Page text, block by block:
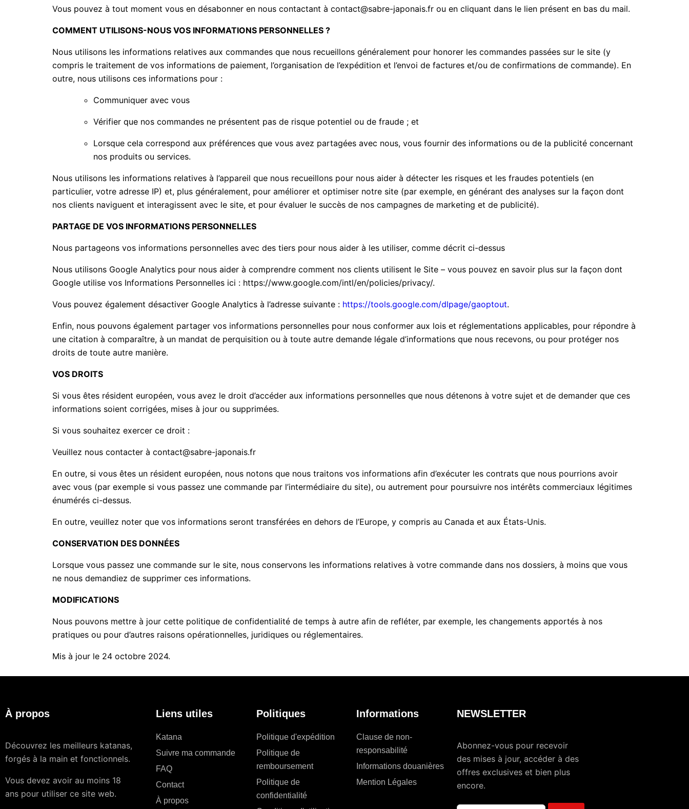
Vous pouvez à tout moment vous en désabonner en nous contactant à contact@sabre-japonais.fr ou en cliquant dans le lien présent en bas du mail.
COMMENT UTILISONS-NOUS VOS INFORMATIONS PERSONNELLES ?
Nous utilisons les informations relatives aux commandes que nous recueillons généralement pour honorer les commandes passées sur le site (y
compris le traitement de vos informations de paiement, l’organisation de l’expédition et l’envoi de factures et/ou de confirmations de commande). En
outre, nous utilisons ces informations pour :
Communiquer avec vous
Vérifier que nos commandes ne présentent pas de risque potentiel ou de fraude ; et
Lorsque cela correspond aux préférences que vous avez partagées avec nous, vous fournir des informations ou de la publicité concernant
nos produits ou services.
Nous utilisons les informations relatives à l’appareil que nous recueillons pour nous aider à détecter les risques et les fraudes potentiels (en
particulier, votre adresse IP) et, plus généralement, pour améliorer et optimiser notre site (par exemple, en générant des analyses sur la façon dont
nos clients naviguent et interagissent avec le site, et pour évaluer le succès de nos campagnes de marketing et de publicité).
PARTAGE DE VOS INFORMATIONS PERSONNELLES
Nous partageons vos informations personnelles avec des tiers pour nous aider à les utiliser, comme décrit ci-dessus
Nous utilisons Google Analytics pour nous aider à comprendre comment nos clients utilisent le Site – vous pouvez en savoir plus sur la façon dont
Google utilise vos Informations Personnelles ici : https://www.google.com/intl/en/policies/privacy/.
Vous pouvez également désactiver Google Analytics à l’adresse suivante : https://tools.google.com/dlpage/gaoptout.
Enfin, nous pouvons également partager vos informations personnelles pour nous conformer aux lois et réglementations applicables, pour répondre à
une citation à comparaître, à un mandat de perquisition ou à toute autre demande légale d’informations que nous recevons, ou pour protéger nos
droits de toute autre manière.
VOS DROITS
Si vous êtes résident européen, vous avez le droit d’accéder aux informations personnelles que nous détenons à votre sujet et de demander que ces
informations soient corrigées, mises à jour ou supprimées.
Si vous souhaitez exercer ce droit :
Veuillez nous contacter à contact@sabre-japonais.fr
En outre, si vous êtes un résident européen, nous notons que nous traitons vos informations afin d’exécuter les contrats que nous pourrions avoir
avec vous (par exemple si vous passez une commande par l’intermédiaire du site), ou autrement pour poursuivre nos intérêts commerciaux légitimes
énumérés ci-dessus.
En outre, veuillez noter que vos informations seront transférées en dehors de l’Europe, y compris au Canada et aux États-Unis.
CONSERVATION DES DONNÉES
Lorsque vous passez une commande sur le site, nous conservons les informations relatives à votre commande dans nos dossiers, à moins que vous
ne nous demandiez de supprimer ces informations.
MODIFICATIONS
Nous pouvons mettre à jour cette politique de confidentialité de temps à autre afin de refléter, par exemple, les changements apportés à nos
pratiques ou pour d’autres raisons opérationnelles, juridiques ou réglementaires.
Mis à jour le 24 octobre 2024.
À propos
Découvrez les meilleurs katanas,
forgés à la main et fonctionnels.
Vous devez avoir au moins 18
ans pour utiliser ce site web.
Liens utiles
Katana
Suivre ma commande
FAQ
Contact
À propos
Politiques
Politique d'expédition
Politique de
remboursement
Politique de
confidentialité
Informations
Clause de non-
responsabilité
Informations douanières
Mention Légales
NEWSLETTER
Abonnez-vous pour recevoir
des mises à jour, accéder à des
offres exclusives et bien plus
encore.